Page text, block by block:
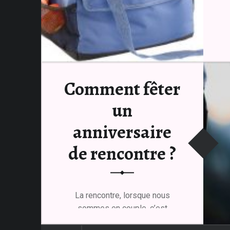
Comment fêter
un
anniversaire
de rencontre ?
La rencontre, lorsque nous
sommes en couple, c’est
toujours un moment dont…